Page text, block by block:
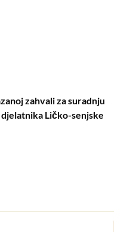
zahvali za suradnju
Ličko-senjske